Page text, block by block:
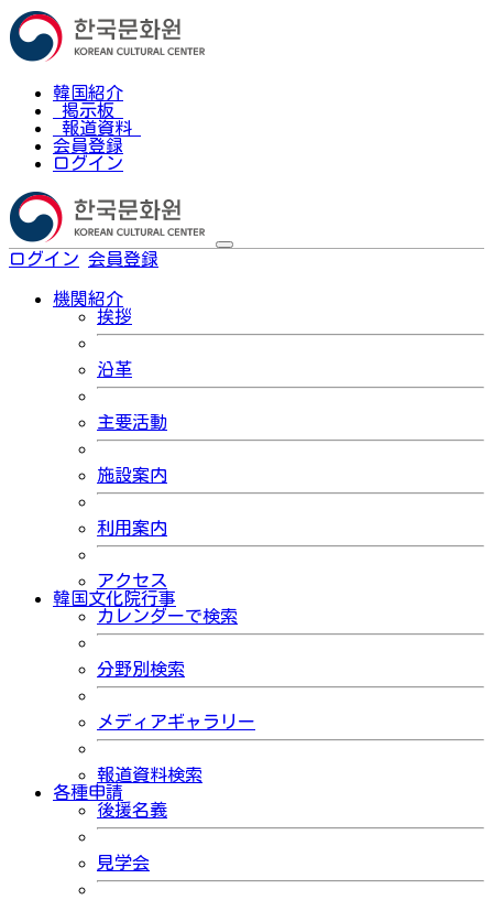
韓国紹介
掲示板
報道資料
会員登録
ログイン
ログイン 会員登録
機関紹介
挨拶
沿革
主要活動
施設案内
利用案内
アクセス
韓国文化院行事
カレンダーで検索
分野別検索
メディアギャラリー
報道資料検索
各種申請
後援名義
見学会